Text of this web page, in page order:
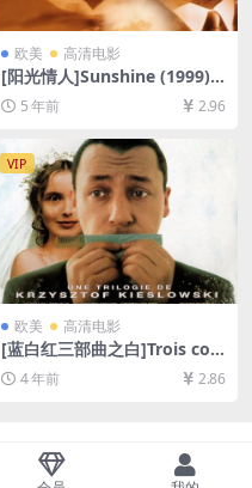
欧美 高清电影
[阳光情人]Sunshine (1999)
[百度网盘+迅雷云盘资源1080
P超清未删减][MP4/10GB][中
5 年前 2.96
VIP
欧美 高清电影
[蓝白红三部曲之白]Trois coul
eurs: Blanc (1994)[百度网盘
+迅雷云盘资源1080P超清未
4 年前 2.86